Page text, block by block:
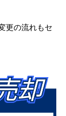
更の流れもセ